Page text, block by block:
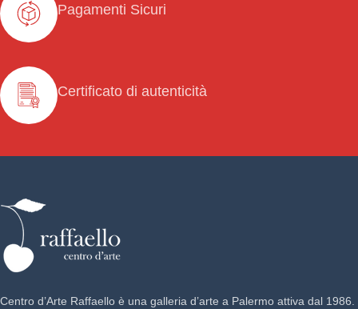
Pagamenti Sicuri
Certificato di autenticità
Centro d’Arte Raffaello è una galleria d’arte a Palermo attiva dal 1986.